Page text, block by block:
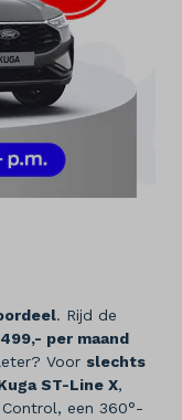
. Rijd de
per maand
Voor slechts
ST-Line X,
een 360°-